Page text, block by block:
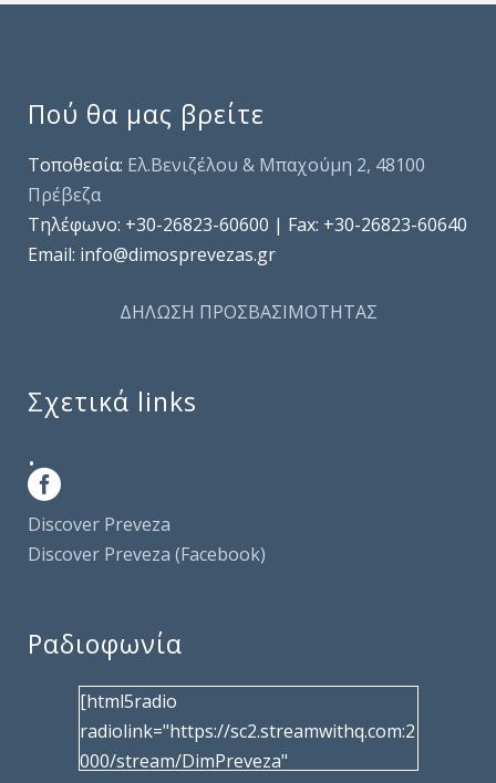
Πού θα μας βρείτε
Τοποθεσία: Ελ.Βενιζέλου & Μπαχούμη 2, 48100
Πρέβεζα
Τηλέφωνo: +30-26823-60600 | Fax: +30-26823-60640
Email: info@dimosprevezas.gr
ΔΗΛΩΣΗ ΠΡΟΣΒΑΣΙΜΟΤΗΤΑΣ
Σχετικά links
.
Discover Preveza
Discover Preveza (Facebook)
Ραδιοφωνία
[html5radio
radiolink="https://sc2.streamwithq.com:2
000/stream/DimPreveza"